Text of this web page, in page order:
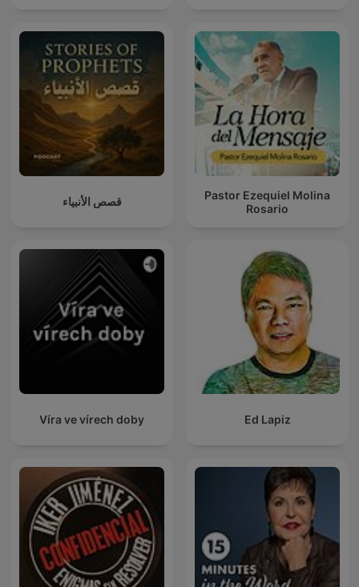
قصص الأنبياء
Pastor Ezequiel Molina
Rosario
Víra ve vírech doby Ed Lapiz